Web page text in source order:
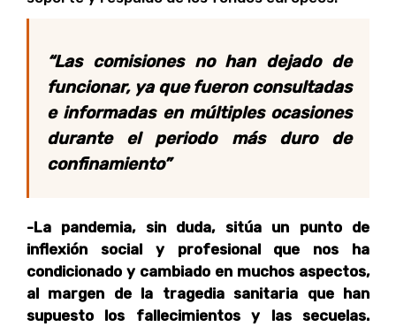
“Las comisiones no han dejado de
funcionar, ya que fueron consultadas
e informadas en múltiples ocasiones
durante el periodo más duro de
confinamiento”
-La pandemia, sin duda, sitúa un punto de
inflexión social y profesional que nos ha
condicionado y cambiado en muchos aspectos,
al margen de la tragedia sanitaria que han
supuesto los fallecimientos y las secuelas.